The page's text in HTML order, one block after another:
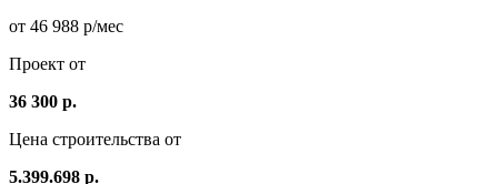
от 46 988 р/мес
Проект от
36 300 р.
Цена строительства от
5.399.698 р.